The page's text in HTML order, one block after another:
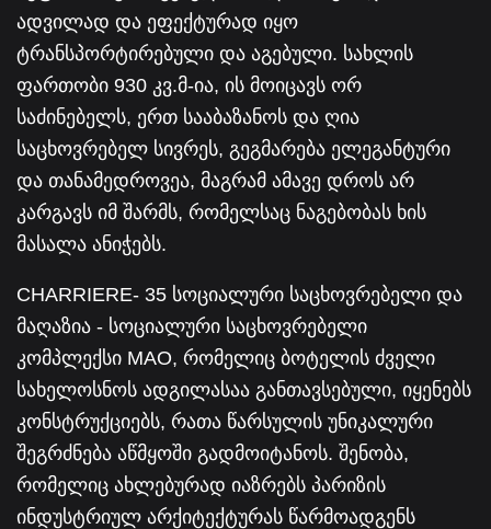
ადვილად და ეფექტურად იყო
ტრანსპორტირებული და აგებული. სახლის
ფართობი 930 კვ.მ-ია, ის მოიცავს ორ
საძინებელს, ერთ სააბაზანოს და ღია
საცხოვრებელ სივრეს, გეგმარება ელეგანტური
და თანამედროვეა, მაგრამ ამავე დროს არ
კარგავს იმ შარმს, რომელსაც ნაგებობას ხის
მასალა ანიჭებს.
CHARRIERE- 35 სოციალური საცხოვრებელი და
მაღაზია - სოციალური საცხოვრებელი
კომპლექსი MAO, რომელიც ბოტელის ძველი
სახელოსნოს ადგილასაა განთავსებული, იყენებს
კონსტრუქციებს, რათა წარსულის უნიკალური
შეგრძნება აწმყოში გადმოიტანოს. შენობა,
რომელიც ახლებურად იაზრებს პარიზის
ინდუსტრიულ არქიტექტურას წარმოადგენს